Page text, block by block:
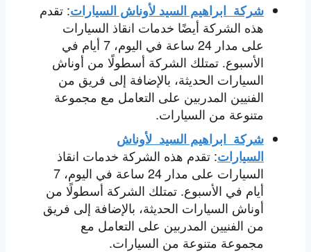
شركة ابراهيم السيد لأوناش السيارات: تقدم
هذه الشركة أيضًا خدمات انقاذ السيارات
على مدار 24 ساعة في اليوم، 7 أيام في
الأسبوع. تمتلك الشركة أسطولًا من أوناش
السيارات الحديثة، بالإضافة إلى فريق من
الفنيين المدربين على التعامل مع مجموعة
متنوعة من السيارات.
شركة ابراهيم السيد لأوناش
السيارات: تقدم هذه الشركة خدمات انقاذ
السيارات على مدار 24 ساعة في اليوم، 7
أيام في الأسبوع. تمتلك الشركة أسطولًا من
أوناش السيارات الحديثة، بالإضافة إلى فريق
من الفنيين المدربين على التعامل مع
مجموعة متنوعة من السيارات.